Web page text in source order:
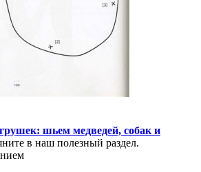
шьем медведей, собак и
в наш полезный раздел.